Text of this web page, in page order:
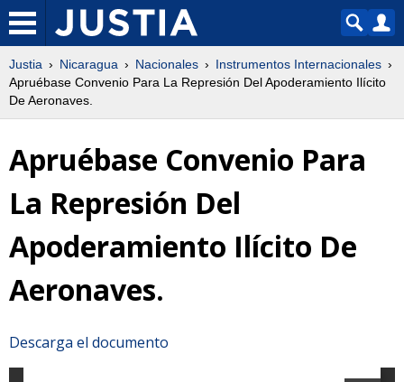
Justia Nicaragua Nacionales
Instrumentos Internacionales
Apruébase Convenio Para La Represión Del Apoderamiento Ilícito
De Aeronaves.
Apruébase Convenio Para
La Represión Del
Apoderamiento Ilícito De
Aeronaves.
Descarga el documento